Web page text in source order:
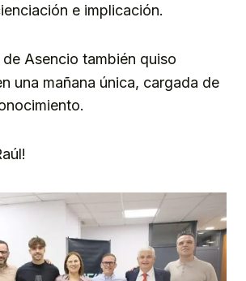
e implicación.
Asencio también quiso
una mañana única, cargada de